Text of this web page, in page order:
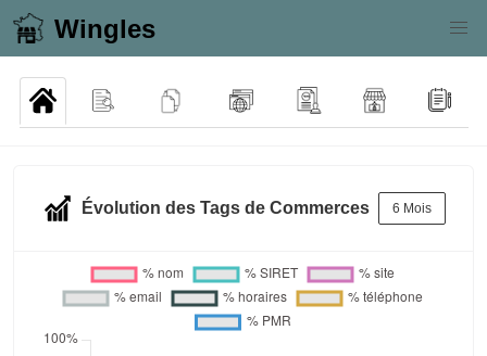
Wingles
Évolution des Tags de Commerces 6 Mois